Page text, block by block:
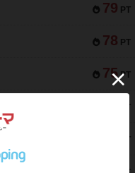
79 PT
78 PT
75 PT
PT
PT